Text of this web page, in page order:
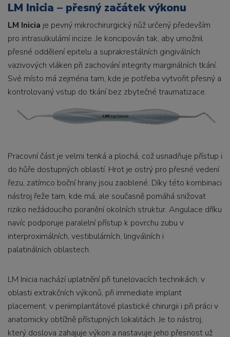
LM Inicia – přesný začátek výkonu
LM Inicia je pevný mikrochirurgický nůž určený především
pro intrasulkulární incize. Je koncipován tak, aby umožnil
přesné oddělení epitelu a suprakrestálních gingiválních
vazivových vláken při zachování integrity marginálních tkání.
Své místo má zejména tam, kde je potřeba vytvořit přesný a
kontrolovaný vstup do tkání bez zbytečné traumatizace.
Pracovní část je velmi tenká a plochá, což usnadňuje přístup i
do hůře dostupných oblastí. Hrot je ostrý pro přesné vedení
řezu, zatímco boční hrany jsou zaoblené. Díky této kombinaci
nástroj řeže tam, kde má, ale současně pomáhá snižovat
riziko nežádoucího poranění okolních struktur. Angulace dříku
navíc podporuje paralelní přístup k povrchu zubu v
interproximálních, vestibulárních, lingválních i
palatinálních oblastech.
LM Inicia nachází uplatnění při tunelovacích technikách, v
oblasti extrakčních výkonů, při immediate implant
placement, v periimplantátové plastické chirurgii i při práci v
anatomicky obtížně přístupných lokalitách. Je to nástroj,
který doslova zahajuje výkon a nastavuje jeho přesnost už